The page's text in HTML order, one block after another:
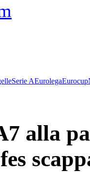
Serie AEurolegaEurocup
alla